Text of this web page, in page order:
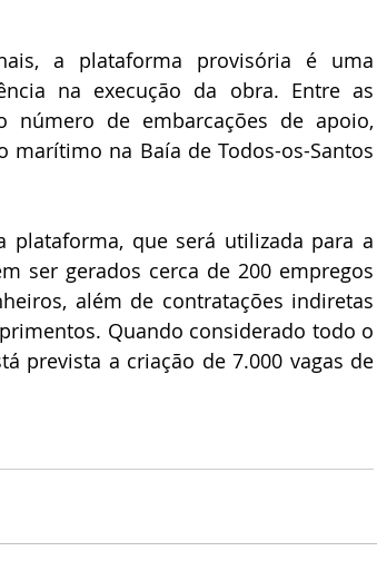
a plataforma provisória é uma
na execução da obra. Entre as
número de embarcações de apoio,
na Baía de Todos-os-Santos
plataforma, que será utilizada para a
ser gerados cerca de 200 empregos
além de contratações indiretas
Quando considerado todo o
prevista a criação de 7.000 vagas de